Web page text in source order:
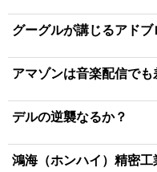
グーグルが講じるアドブ
アマゾンは音楽配信でも
デルの逆襲なるか？
鴻海（ホンハイ）精密工